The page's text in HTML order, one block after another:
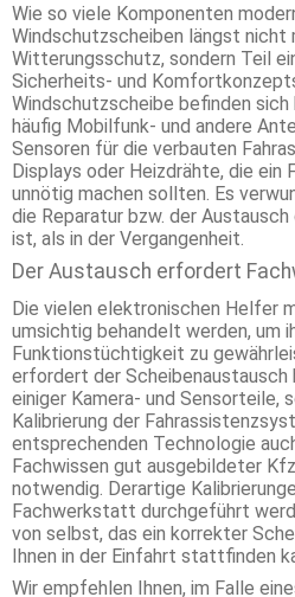
Wie so viele Komponenten
Windschutzscheiben längst nicht
Witterungsschutz, sondern Teil
Sicherheits- und
Windschutzscheibe befinden sich
häufig Mobilfunk- und andere
Sensoren für die verbauten
Displays oder Heizdrähte, die ein
unnötig machen sollten. Es
die Reparatur bzw. der
ist, als in der Vergangenheit.
Der Austausch erfordert
Die vielen elektronischen Helfer
umsichtig behandelt werden, um
Funktionstüchtigkeit zu
erfordert der Scheibenaustausch
einiger Kamera- und Sensorteile,
Kalibrierung der
entsprechenden Technologie
Fachwissen gut ausgebildeter
notwendig. Derartige
Fachwerkstatt durchgeführt
von selbst, das ein korrekter
Ihnen in der Einfahrt stattfinden
Wir empfehlen Ihnen, im Falle